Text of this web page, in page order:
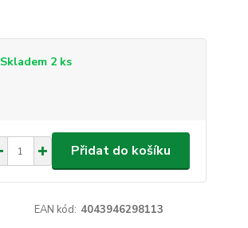
Skladem 2 ks
Přidat do košíku
EAN kód: 4043946298113